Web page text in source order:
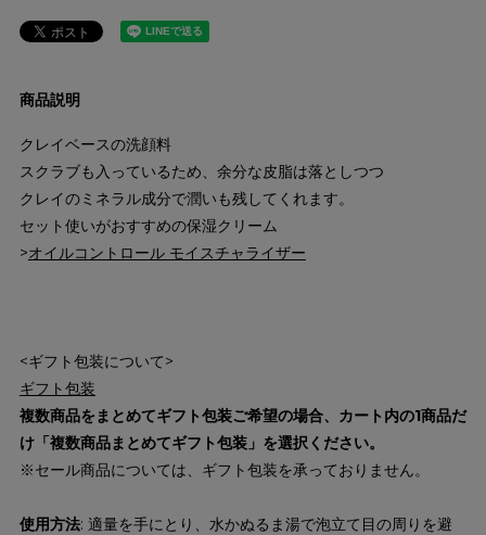
商品説明
クレイベースの洗顔料
スクラブも入っているため、余分な皮脂は落としつつ
クレイのミネラル成分で潤いも残してくれます。
セット使いがおすすめの保湿クリーム
>オイルコントロール モイスチャライザー
<ギフト包装について>
ギフト包装
複数商品をまとめてギフト包装ご希望の場合、カート内の1商品だ
け「複数商品まとめてギフト包装」を選択ください。
※セール商品については、ギフト包装を承っておりません。
使用方法: 適量を手にとり、水かぬるま湯で泡立て目の周りを避